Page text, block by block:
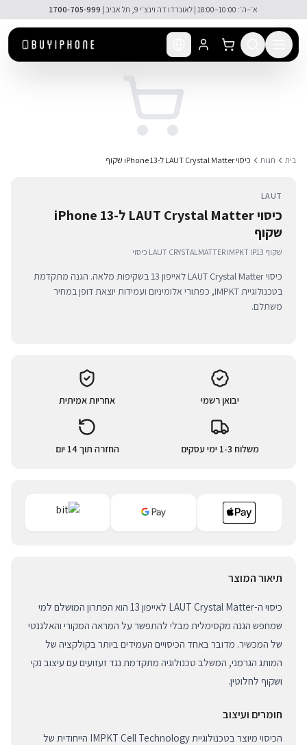
דלג לתוכן הראשי
א׳–ה׳: 10:00–18:00 | לאונרדו דה וינצ׳י 9, תל אביב | 1700-705-999
בית חנות כיסוי LAUT Crystal Matter ל-iPhone 13 שקוף
LAUT
כיסוי LAUT Crystal Matter ל-iPhone 13
שקוף
כיסוי LAUT CRYSTALMATTER IMPKT IP13 שקוף
כיסוי LAUT Crystal Matter לאייפון 13 בשקיפות מלאה. הגנה מתקדמת
בטכנולוגיית IMPKT, כפתורי אלומיניום ועמידות יוצאת דופן במחיר
משתלם.
יבואן רשמי אחריות אמיתית
משלוח 1-3 ימי עסקים החזרה תוך 14 יום
תיאור המוצר
כיסוי ה-LAUT Crystal Matter לאייפון 13 הוא הפתרון המושלם למי
שמחפש הגנה מקסימלית מבלי להתפשר על המראה המקורי והאלגנטי
של המכשיר. מדובר באחד הכיסויים העמידים ביותר בקולקציה של
המותג הגרמני, המשלב טכנולוגיה מתקדמת נגד זעזועים עם עיצוב נקי
ושקוף לחלוטין.
חומרים ועיצוב
הכיסוי מיוצר בטכנולוגיית IMPKT Cell Technology הייחודית של